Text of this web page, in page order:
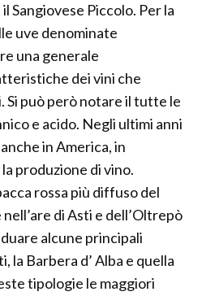
Sangiovese Piccolo. Per la
uve denominate
una generale
dei vini che
Si può però notare il tutte le
e acido. Negli ultimi anni
in America, in
produzione di vino.
rossa più diffuso del
di Asti e dell’Oltrepò
alcune principali
la Barbera d’ Alba e quella
tipologie le maggiori